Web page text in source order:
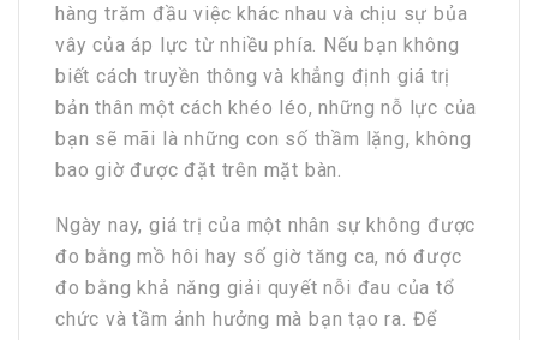
hàng trăm đầu việc khác nhau và chịu sự bủa
vây của áp lực từ nhiều phía. Nếu bạn không
biết cách truyền thông và khẳng định giá trị
bản thân một cách khéo léo, những nỗ lực của
bạn sẽ mãi là những con số thầm lặng, không
bao giờ được đặt trên mặt bàn.
Ngày nay, giá trị của một nhân sự không được
đo bằng mồ hôi hay số giờ tăng ca, nó được
đo bằng khả năng giải quyết nỗi đau của tổ
chức và tầm ảnh hưởng mà bạn tạo ra. Để